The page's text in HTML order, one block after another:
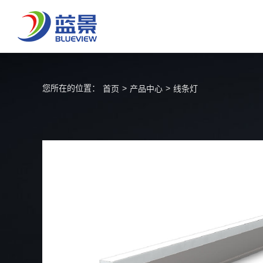
您所在的位置： 首页 > 产品中心 > 线条灯